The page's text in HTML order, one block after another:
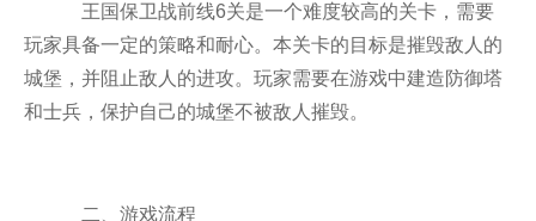
王国保卫战前线6关是一个难度较高的关卡，需要
玩家具备一定的策略和耐心。本关卡的目标是摧毁敌人的
城堡，并阻止敌人的进攻。玩家需要在游戏中建造防御塔
和士兵，保护自己的城堡不被敌人摧毁。
二、游戏流程